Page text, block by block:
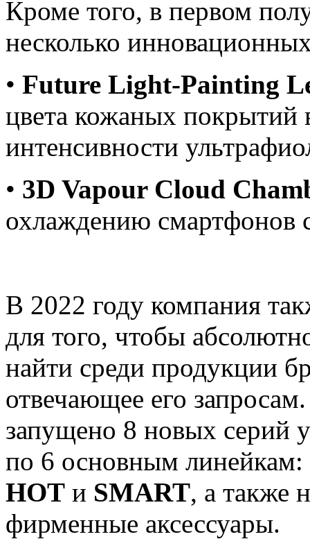
Кроме того, в первом
несколько
• Future Light-Painting
цвета кожаных покрытий
интенсивности
• 3D Vapour Cloud
охлаждению смартфонов
В 2022 году компания
для того, чтобы
найти среди продукции
отвечающее его
запущено 8 новых серий
по 6 основным
HOT и SMART, а также
фирменные аксессуары.